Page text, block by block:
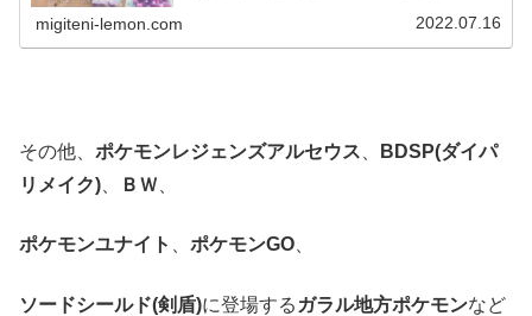
migiteni-lemon.com 2022.07.16
その他、 ポケモンレジェンズアルセウス
BDSP(ダイパ
リメイク)
ＢＷ
ポケモンユナイト 、 ポケモンGO、
ソードシールド(剣盾)に登場する ガラル地方ポケモンなど